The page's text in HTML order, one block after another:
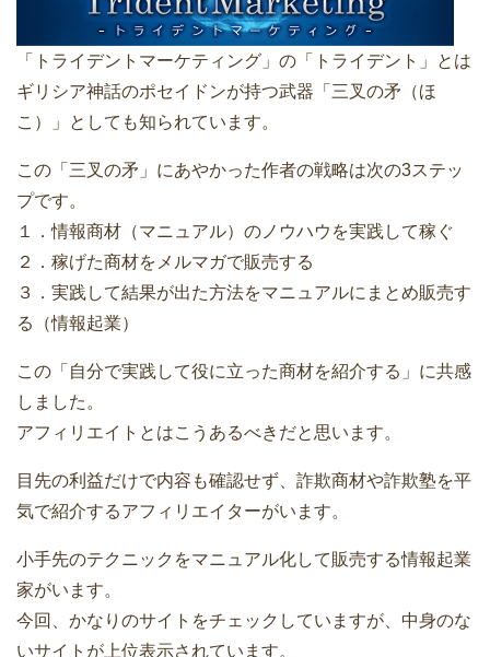
「トライデントマーケティング」の「トライデント」とは
ギリシア神話のポセイドンが持つ武器「三叉の矛（ほ
こ）」としても知られています。
この「三叉の矛」にあやかった作者の戦略は次の3ステッ
プです。
１．情報商材（マニュアル）のノウハウを実践して稼ぐ
２．稼げた商材をメルマガで販売する
３．実践して結果が出た方法をマニュアルにまとめ販売す
る（情報起業）
この「自分で実践して役に立った商材を紹介する」に共感
しました。
アフィリエイトとはこうあるべきだと思います。
目先の利益だけで内容も確認せず、詐欺商材や詐欺塾を平
気で紹介するアフィリエイターがいます。
小手先のテクニックをマニュアル化して販売する情報起業
家がいます。
今回、かなりのサイトをチェックしていますが、中身のな
いサイトが上位表示されています。